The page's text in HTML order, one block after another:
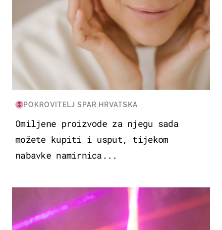
POKROVITELJ SPAR HRVATSKA
Omiljene proizvode za njegu sada
možete kupiti i usput, tijekom
nabavke namirnica...
KULTURA & ZABAVA